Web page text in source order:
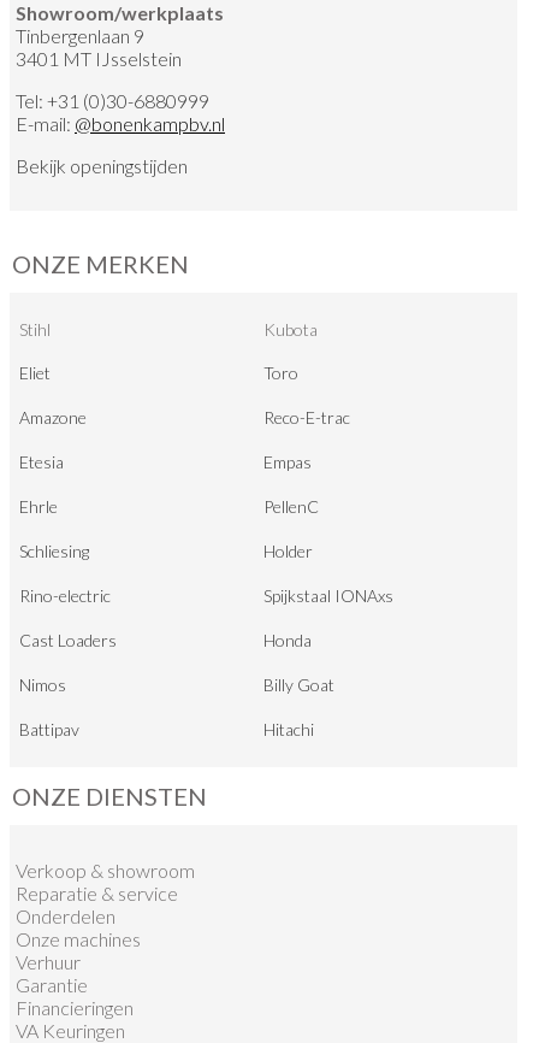
Showroom/werkplaats
Tinbergenlaan 9
3401 MT IJsselstein
Tel: +31 (0)30-6880999
E-mail: @bonenkampbv.nl
Bekijk openingstijden
ONZE MERKEN
Stihl Kubota
Eliet Toro
Amazone Reco-E-trac
Etesia Empas
Ehrle PellenC
Schliesing Holder
Rino-electric Spijkstaal IONAxs
Cast Loaders Honda
Nimos Billy Goat
Battipav Hitachi
ONZE DIENSTEN
Verkoop & showroom
Reparatie & service
Onderdelen
Onze machines
Verhuur
Garantie
Financieringen
VA Keuringen